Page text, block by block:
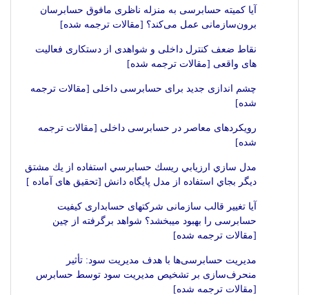
آیا کمیته حسابرسی به منزله ناظری مافوق حسابرسان
برون‌سازمانی عمل می‌کند؟ [مقالات ترجمه شده]
نقاط ضعف کنترل داخلی و شواهدی از دستکاری فعالیت
های واقعی [مقالات ترجمه شده]
چشم اندازی جدید برای حسابرسی داخلی [مقالات ترجمه
شده]
رویکردهای معاصر در حسابرسی داخلی [مقالات ترجمه
شده]
مدل سازي ارزيابي ريسك حسابرسي استفاده از يك مشتق
ديگر بجاي استفاده از مدل پايگاه دانش [تحقیق های آماده ]
آیا تغییر قالب سازمانی شرکت‏های حسابداری کیفیت
حسابرسی را بهبود می‏بخشد؟ شواهد برگرفته از چین
[مقالات ترجمه شده]
مدیریت حسابرسی‌ها با هدف مدیریت سود: تأثیر
منحرف‌سازی بر تشخیص مدیریت سود توسط حسابرس
[مقالات ترجمه شده]